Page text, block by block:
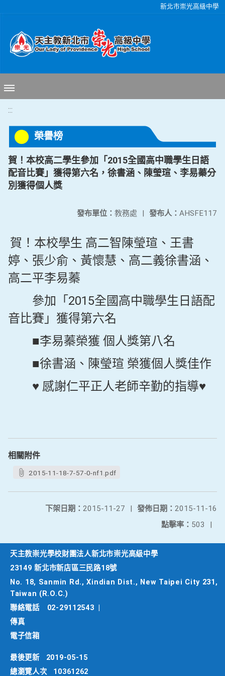
新北市崇光高級中學
:::
榮譽榜
賀！本校高二學生參加「2015全國高中職學生日語
配音比賽」獲得第六名，徐書涵、陳瑩瑄、李易蓁分
別獲得個人獎
發布人： AHSFE117
發布單位： 教務處 |
賀！本校學生 高二智陳瑩瑄、王書
婷、張少俞、黃懷慧、高二義徐書涵、
高二平李易蓁
參加「2015全國高中職學生日語配
音比賽」獲得第六名
■李易蓁榮獲 個人獎第八名
■徐書涵、陳瑩瑄 榮獲個人獎佳作
♥ 感謝仁平正人老師辛勤的指導♥
相關附件
2015-11-18-7-57-0-nf1.pdf
發佈日期： 2015-11-16
下架日期： 2015-11-27
|
點擊率： 503 |
天主教崇光學校財團法人新北市崇光高級中學
23149 新北市新店區三民路18號
No. 18, Sanmin Rd., Xindian Dist., New Taipei City 231,
Taiwan (R.O.C.)
聯絡電話
02-29112543
傳真
電子信箱
最後更新
2019-05-15
總瀏覽人次
10361262